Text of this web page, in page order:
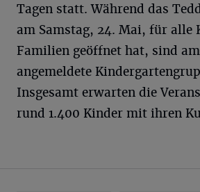
Tagen statt. Während das
am Samstag, 24. Mai, für alle
Familien geöffnet hat, sind
angemeldete
Insgesamt erwarten die
rund 1.400 Kinder mit ihren